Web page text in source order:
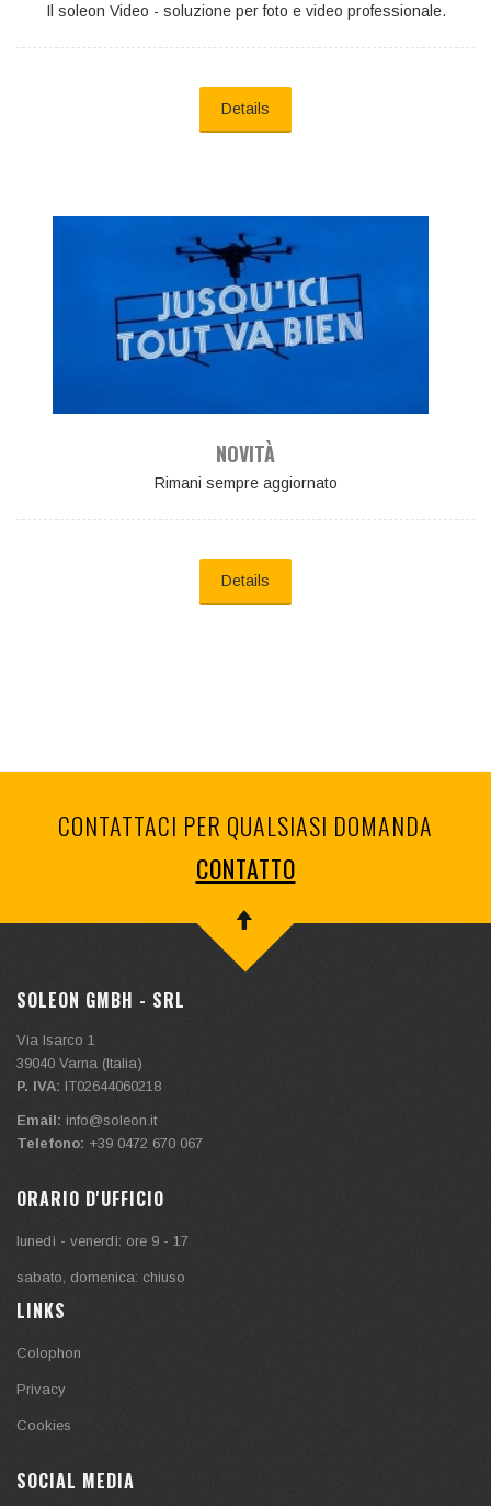
Il soleon Video - soluzione per foto e video professionale.
Details
NOVITÀ
Rimani sempre aggiornato
Details
CONTATTACI PER QUALSIASI DOMANDA
CONTATTO
SOLEON GMBH - SRL
Via Isarco 1
39040 Varna (Italia)
P. IVA: IT02644060218
Email: info@soleon.it
Telefono: +39 0472 670 067
ORARIO D'UFFICIO
lunedì - venerdì: ore 9 - 17
sabato, domenica: chiuso
LINKS
Colophon
Privacy
Cookies
SOCIAL MEDIA